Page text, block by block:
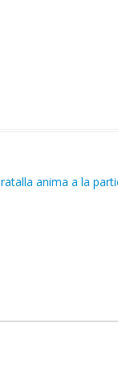
anima a la